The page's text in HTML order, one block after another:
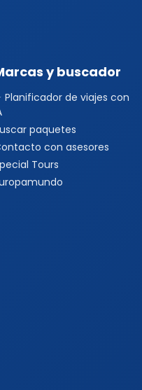
y buscador
Planificador de viajes con
paquetes
con asesores
Tours